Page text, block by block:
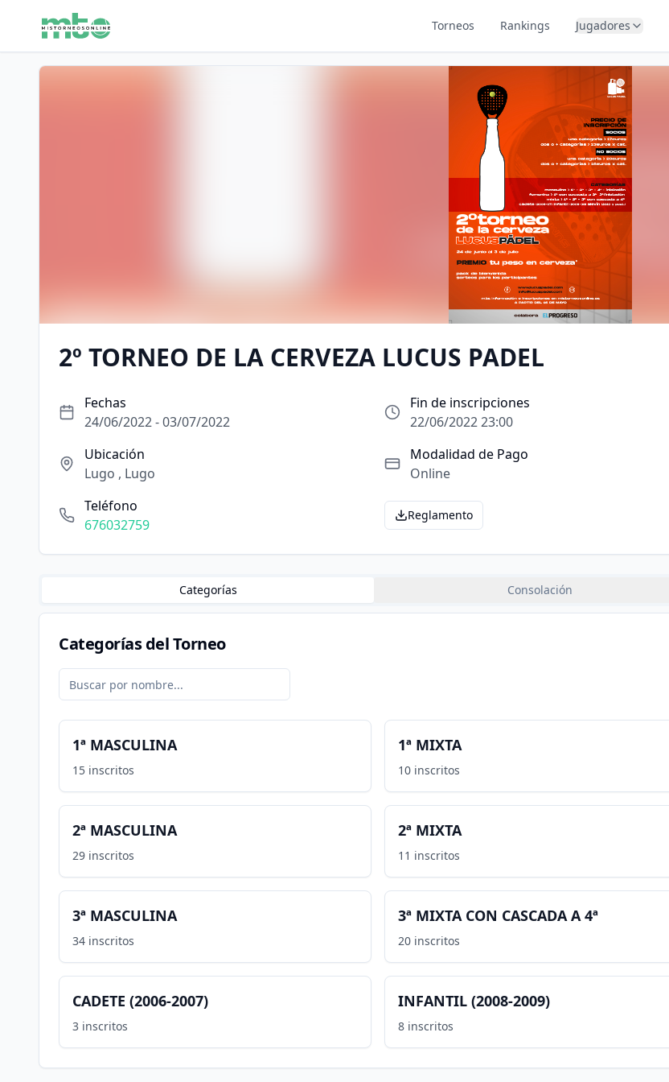
Torneos Rankings Jugadores
2º TORNEO DE LA CERVEZA LUCUS PADEL
Fechas
24/06/2022 - 03/07/2022
Fin de inscripciones
22/06/2022 23:00
Ubicación
Lugo , Lugo
Modalidad de Pago
Online
Teléfono
676032759
Reglamento
Categorías Consolación
Categorías del Torneo
1ª MASCULINA
15 inscritos
1ª MIXTA
10inscritos
2ª MASCULINA
29 inscritos
2ª MIXTA
11 inscritos
3ª MASCULINA
34 inscritos
3ª MIXTA CON CASCADA A 4ª
20inscritos
CADETE (2006-2007)
3 inscritos
INFANTIL (2008-2009)
8inscritos